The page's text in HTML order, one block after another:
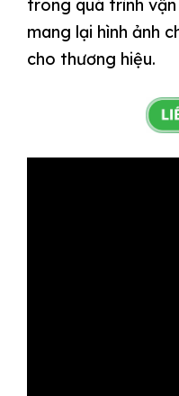
trong quá trình
mang lại hình ảnh
cho thương hiệu.